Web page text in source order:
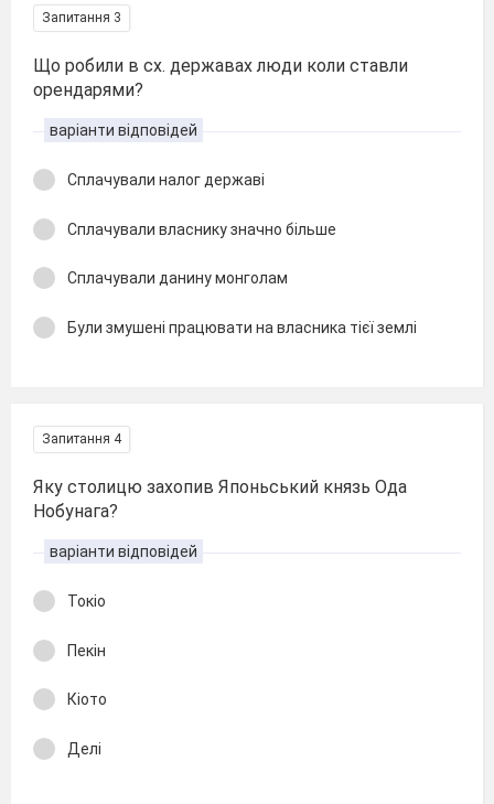
Запитання 3
Що робили в сх. державах люди коли ставли
орендарями?
варіанти відповідей
Сплачували налог державі
Сплачували власнику значно більше
Сплачували данину монголам
Були змушені працювати на власника тієї землі
Запитання 4
Яку столицю захопив Японьський князь Ода
Нобунага?
варіанти відповідей
Токіо
Пекін
Кіото
Делі